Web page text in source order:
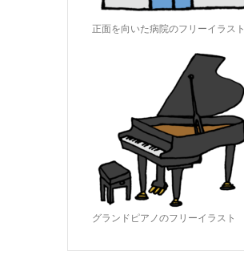
正面を向いた病院のフリーイラスト
グランドピアノのフリーイラスト